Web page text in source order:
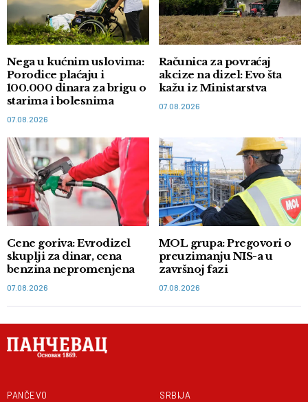
Nega u kućnim uslovima:
Porodice plaćaju i
100.000 dinara za brigu o
starima i bolesnima
07.08.2026
Računica za povraćaj
akcize na dizel: Evo šta
kažu iz Ministarstva
07.08.2026
Cene goriva: Evrodizel
skuplji za dinar, cena
benzina nepromenjena
07.08.2026
MOL grupa: Pregovori o
preuzimanju NIS-a u
završnoj fazi
07.08.2026
PANČEVO SRBIJA